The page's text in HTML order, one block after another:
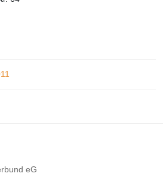
eG